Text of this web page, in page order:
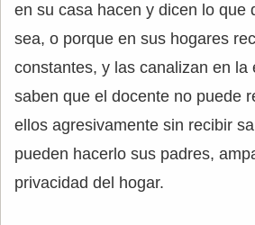
en su casa hacen y dicen lo que
sea, o porque en sus hogares
constantes, y las canalizan en la
saben que el docente no puede
ellos agresivamente sin recibir
pueden hacerlo sus padres,
privacidad del hogar.